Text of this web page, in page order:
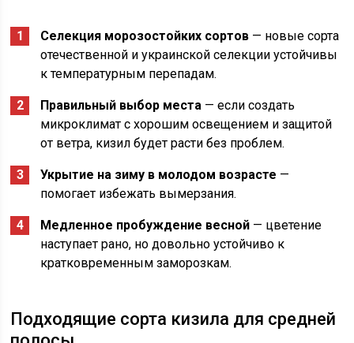
Селекция морозостойких сортов — новые сорта
отечественной и украинской селекции устойчивы
к температурным перепадам.
Правильный выбор места — если создать
микроклимат с хорошим освещением и защитой
от ветра, кизил будет расти без проблем.
Укрытие на зиму в молодом возрасте —
помогает избежать вымерзания.
Медленное пробуждение весной — цветение
наступает рано, но довольно устойчиво к
кратковременным заморозкам.
Подходящие сорта кизила для средней